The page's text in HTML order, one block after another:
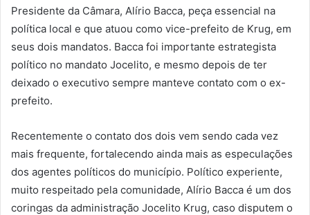
Presidente da Câmara, Alírio Bacca, peça essencial na
política local e que atuou como vice-prefeito de Krug, em
seus dois mandatos. Bacca foi importante estrategista
político no mandato Jocelito, e mesmo depois de ter
deixado o executivo sempre manteve contato com o ex-
prefeito.
Recentemente o contato dos dois vem sendo cada vez
mais frequente, fortalecendo ainda mais as especulações
dos agentes políticos do município. Político experiente,
muito respeitado pela comunidade, Alírio Bacca é um dos
coringas da administração Jocelito Krug, caso disputem o